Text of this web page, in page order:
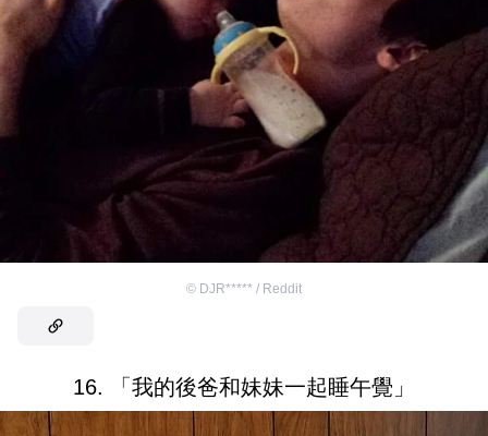
© DJR***** / Reddit
16. 「我的後爸和妹妹一起睡午覺」